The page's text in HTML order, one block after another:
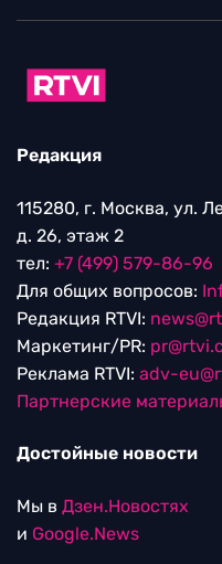
Редакция
115280, г. Москва, ул.
д. 26, этаж 2
тел: +7 (499) 579-86-96
Для общих вопросов:
Редакция RTVI:
Маркетинг/PR:
Реклама RTVI: adv-
Партнерские
Достойные новости
Мы в Дзен.Новостях
и Google.News